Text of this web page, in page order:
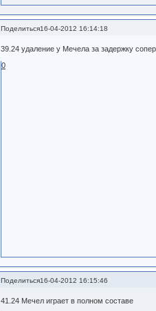
Поделиться16-04-2012 16:14:18
39.24 удаление у Мечела за задержку
0
Поделиться16-04-2012 16:15:46
41.24 Мечел играет в полном составе